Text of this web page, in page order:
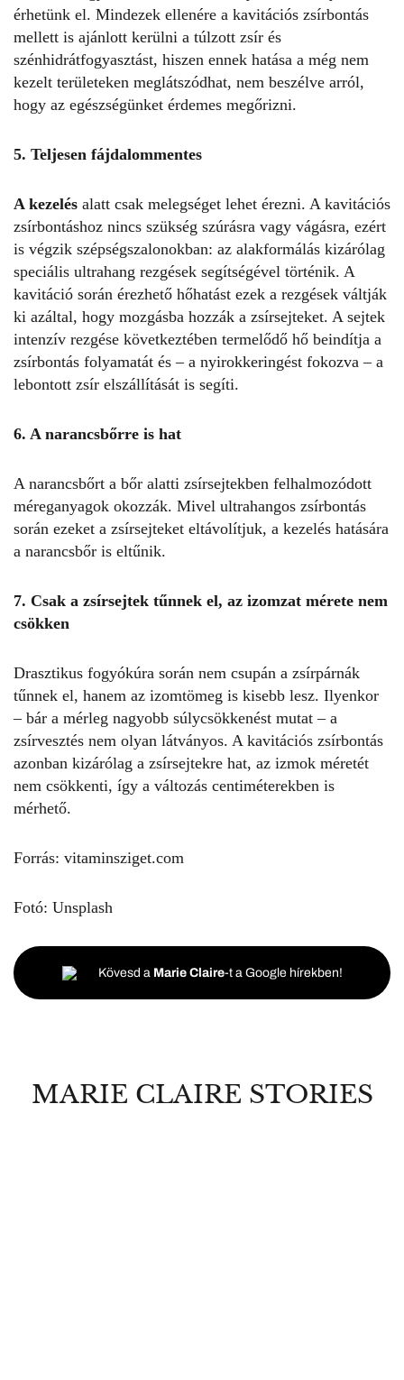
érhetünk el. Mindezek ellenére a kavitációs zsírbontás
mellett is ajánlott kerülni a túlzott zsír és
szénhidrátfogyasztást, hiszen ennek hatása a még nem
kezelt területeken meglátszódhat, nem beszélve arról,
hogy az egészségünket érdemes megőrizni.
5. Teljesen fájdalommentes
A kezelés alatt csak melegséget lehet érezni. A kavitációs
zsírbontáshoz nincs szükség szúrásra vagy vágásra, ezért
is végzik szépségszalonokban: az alakformálás kizárólag
speciális ultrahang rezgések segítségével történik. A
kavitáció során érezhető hőhatást ezek a rezgések váltják
ki azáltal, hogy mozgásba hozzák a zsírsejteket. A sejtek
intenzív rezgése következtében termelődő hő beindítja a
zsírbontás folyamatát és – a nyirokkeringést fokozva – a
lebontott zsír elszállítását is segíti.
6. A narancsbőrre is hat
A narancsbőrt a bőr alatti zsírsejtekben felhalmozódott
méreganyagok okozzák. Mivel ultrahangos zsírbontás
során ezeket a zsírsejteket eltávolítjuk, a kezelés hatására
a narancsbőr is eltűnik.
7. Csak a zsírsejtek tűnnek el, az izomzat mérete nem
csökken
Drasztikus fogyókúra során nem csupán a zsírpárnák
tűnnek el, hanem az izomtömeg is kisebb lesz. Ilyenkor
– bár a mérleg nagyobb súlycsökkenést mutat – a
zsírvesztés nem olyan látványos. A kavitációs zsírbontás
azonban kizárólag a zsírsejtekre hat, az izmok méretét
nem csökkenti, így a változás centiméterekben is
mérhető.
Forrás: vitaminsziget.com
Fotó: Unsplash
Kövesd a Marie Claire-t a Google hírekben!
MARIE CLAIRE STORIES